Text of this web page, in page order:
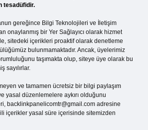
tesadüfidir.
gereğince Bilgi Teknolojileri ve İletişim
onaylanmış bir Yer Sağlayıcı olarak hizmet
sitedeki içerikleri proaktif olarak denetleme
bulunmamaktadır. Ancak, üyelerimiz
taşımakta olup, siteye üye olarak bu
sayılırlar.
ve tamamen ücretsiz bir bilgi paylaşım
yasal düzenlemelere aykırı olduğunu
backlinkpanelicomtr@gmail.com adresine
içerikler yasal süre içerisinde sitemizden